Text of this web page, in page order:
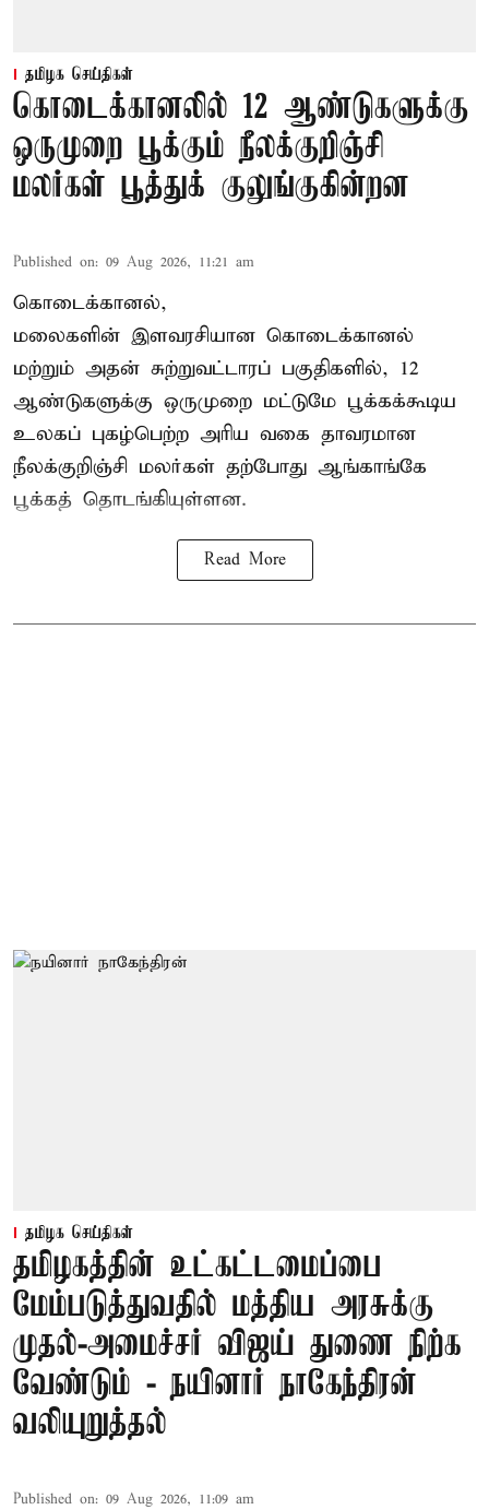
தமிழக செய்திகள்
கொடைக்கானலில் 12 ஆண்டுகளுக்கு
ஒருமுறை பூக்கும் நீலக்குறிஞ்சி
மலர்கள் பூத்துக் குலுங்குகின்றன
Published on: 09 Aug 2026, 11:21 am
கொடைக்கானல்,
மலைகளின் இளவரசியான கொடைக்கானல்
மற்றும் அதன் சுற்றுவட்டாரப் பகுதிகளில், 12
ஆண்டுகளுக்கு ஒருமுறை மட்டுமே பூக்கக்கூடிய
உலகப் புகழ்பெற்ற அரிய வகை தாவரமான
நீலக்குறிஞ்சி மலர்கள் தற்போது ஆங்காங்கே
பூக்கத் தொடங்கியுள்ளன.
Read More
தமிழக செய்திகள்
தமிழகத்தின் உட்கட்டமைப்பை
மேம்படுத்துவதில் மத்திய அரசுக்கு
முதல்-அமைச்சர் விஜய் துணை நிற்க
வேண்டும் - நயினார் நாகேந்திரன்
வலியுறுத்தல்
Published on: 09 Aug 2026, 11:09 am